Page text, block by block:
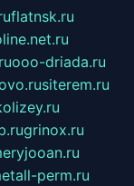
flatnsk.ru
ooo-driada.ru
siterem.ru
grinox.ru
perm.ru